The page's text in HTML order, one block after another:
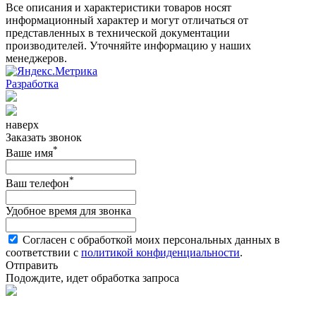
Все описания и характеристики товаров носят
информационный характер и могут отличаться от
представленных в технической документации
производителей. Уточняйте информацию у наших
менеджеров.
Разработка
наверх
Заказать звонок
Ваше имя*
Ваш телефон*
Удобное время для звонка
Согласен с обработкой моих персональных данных в
соответствии с политикой конфиденциальности.
Отправить
Подождите, идет обработка запроса